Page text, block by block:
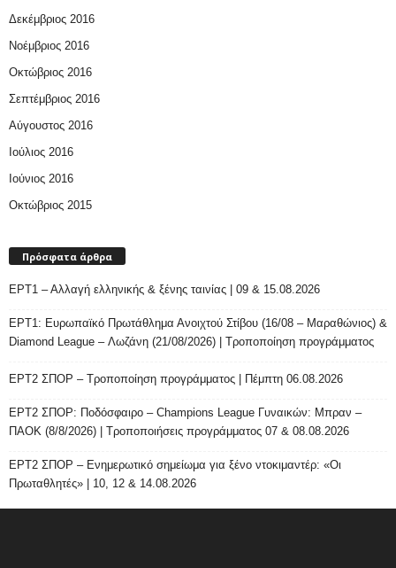
Δεκέμβριος 2016
Νοέμβριος 2016
Οκτώβριος 2016
Σεπτέμβριος 2016
Αύγουστος 2016
Ιούλιος 2016
Ιούνιος 2016
Οκτώβριος 2015
Πρόσφατα άρθρα
ΕΡΤ1 – Αλλαγή ελληνικής & ξένης ταινίας | 09 & 15.08.2026
ΕΡΤ1: Ευρωπαϊκό Πρωτάθλημα Ανοιχτού Στίβου (16/08 – Μαραθώνιος) &
Diamond League – Λωζάνη (21/08/2026) | Τροποποίηση προγράμματος
ΕΡΤ2 ΣΠΟΡ – Τροποποίηση προγράμματος | Πέμπτη 06.08.2026
ΕΡΤ2 ΣΠΟΡ: Ποδόσφαιρο – Champions League Γυναικών: Μπραν –
ΠΑΟΚ (8/8/2026) | Τροποποιήσεις προγράμματος 07 & 08.08.2026
ΕΡΤ2 ΣΠΟΡ – Ενημερωτικό σημείωμα για ξένο ντοκιμαντέρ: «Οι
Πρωταθλητές» | 10, 12 & 14.08.2026